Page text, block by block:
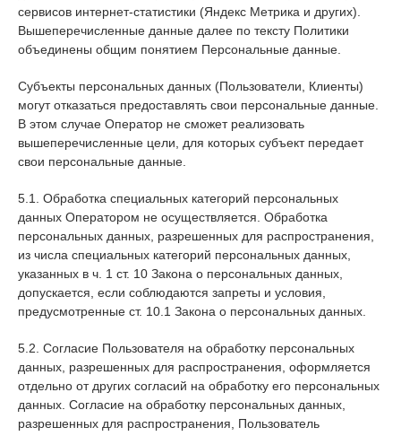
сервисов интернет-статистики (Яндекс Метрика и других).
Вышеперечисленные данные далее по тексту Политики
объединены общим понятием Персональные данные.
Субъекты персональных данных (Пользователи, Клиенты)
могут отказаться предоставлять свои персональные данные.
В этом случае Оператор не сможет реализовать
вышеперечисленные цели, для которых субъект передает
свои персональные данные.
5.1. Обработка специальных категорий персональных
данных Оператором не осуществляется. Обработка
персональных данных, разрешенных для распространения,
из числа специальных категорий персональных данных,
указанных в ч. 1 ст. 10 Закона о персональных данных,
допускается, если соблюдаются запреты и условия,
предусмотренные ст. 10.1 Закона о персональных данных.
5.2. Согласие Пользователя на обработку персональных
данных, разрешенных для распространения, оформляется
отдельно от других согласий на обработку его персональных
данных. Согласие на обработку персональных данных,
разрешенных для распространения, Пользователь